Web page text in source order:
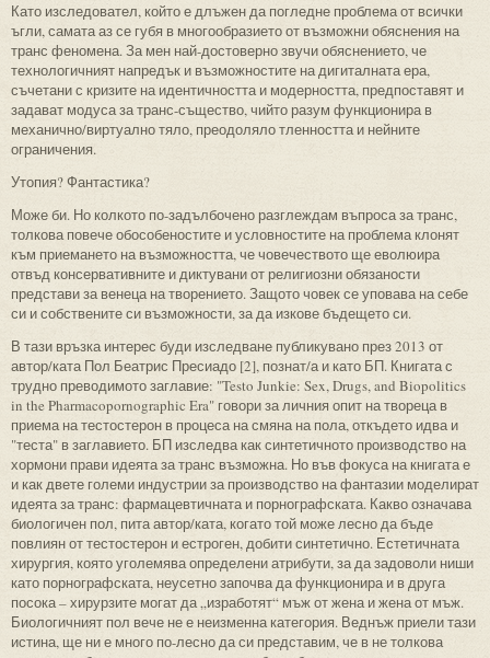
Като изследовател, който е длъжен да погледне проблема от всички
ъгли, самата аз се губя в многообразието от възможни обяснения на
транс феномена. За мен най-достоверно звучи обяснението, че
технологичният напредък и възможностите на дигиталната ера,
съчетани с кризите на идентичността и модерността, предпоставят и
задават модуса за транс-същество, чийто разум функционира в
механично/виртуално тяло, преодоляло тленността и нейните
ограничения.
Утопия? Фантастика?
Може би. Но колкото по-задълбочено разглеждам въпроса за транс,
толкова повече обособеностите и условностите на проблема клонят
към приемането на възможността, че човечеството ще еволюира
отвъд консервативните и диктувани от религиозни обязаности
представи за венеца на творението. Защото човек се уповава на себе
си и собствените си възможности, за да изкове бъдещето си.
В тази връзка интерес буди изследване публикувано през 2013 от
автор/ката Пол Беатрис Пресиадо [2], познат/а и като БП. Книгата с
трудно преводимото заглавие: "Testo Junkie: Sex, Drugs, and Biopolitics
in the Pharmacopornographic Era" говори за личния опит на твореца в
приема на тестостерон в процеса на смяна на пола, откъдето идва и
"теста" в заглавието. БП изследва как синтетичното производство на
хормони прави идеята за транс възможна. Но във фокуса на книгата е
и как двете големи индустрии за производство на фантазии моделират
идеята за транс: фармацевтичната и порнографската. Какво означава
биологичен пол, пита автор/ката, когато той може лесно да бъде
повлиян от тестостерон и естроген, добити синтетично. Естетичната
хирургия, която уголемява определени атрибути, за да задоволи ниши
като порнографската, неусетно започва да функционира и в друга
посока – хирурзите могат да „изработят“ мъж от жена и жена от мъж.
Биологичният пол вече не е неизменна категория. Веднъж приели тази
истина, ще ни е много по-лесно да си представим, че в не толкова